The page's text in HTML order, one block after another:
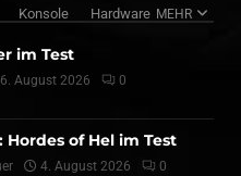
Konsole Hardware MEHR
im Test
6. August 2026 0
of Hel im Test
4. August 2026 0